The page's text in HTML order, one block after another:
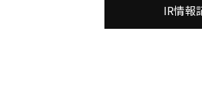
IR情報